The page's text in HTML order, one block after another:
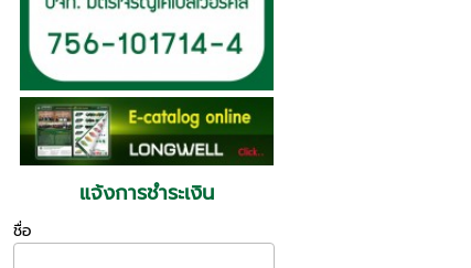
แจ้งการชำระเงิน
ชื่อ